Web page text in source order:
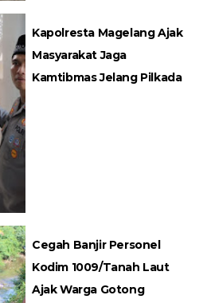
Kapolresta Magelang Ajak
Masyarakat Jaga
Kamtibmas Jelang Pilkada
Cegah Banjir Personel
Kodim 1009/Tanah Laut
Ajak Warga Gotong